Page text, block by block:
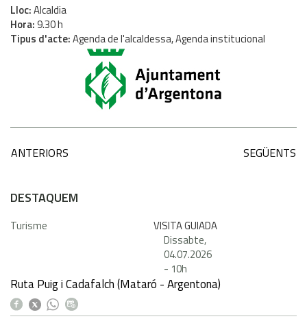
Lloc Alcaldia
Hora 9.30 h
Tipus d'acte Agenda de l'alcaldessa, Agenda institucional
ANTERIORS SEGÜENTS
DESTAQUEM
Turisme
VISITA GUIADA
Dissabte,
04.07.2026
- 10h
Ruta Puig i Cadafalch (Mataró - Argentona)